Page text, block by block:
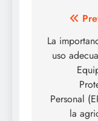
Post
La
uso
Personal
la